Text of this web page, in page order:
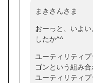
まきさんさま
おーっと、いよ
したか^^
ユーティリティ
ゴンという組み合
ユーティリティプ